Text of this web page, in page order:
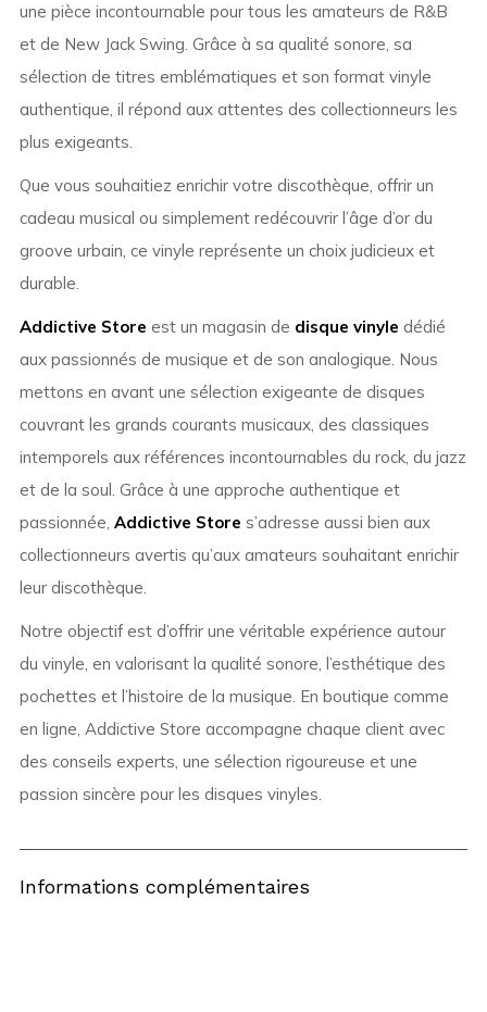
une pièce incontournable pour tous les amateurs de R&B
et de New Jack Swing. Grâce à sa qualité sonore, sa
sélection de titres emblématiques et son format vinyle
authentique, il répond aux attentes des collectionneurs les
plus exigeants.
Que vous souhaitiez enrichir votre discothèque, offrir un
cadeau musical ou simplement redécouvrir l’âge d’or du
groove urbain, ce vinyle représente un choix judicieux et
durable.
Addictive Store est un magasin de disque vinyle dédié
aux passionnés de musique et de son analogique. Nous
mettons en avant une sélection exigeante de disques
couvrant les grands courants musicaux, des classiques
intemporels aux références incontournables du rock, du jazz
et de la soul. Grâce à une approche authentique et
passionnée, Addictive Store s’adresse aussi bien aux
collectionneurs avertis qu’aux amateurs souhaitant enrichir
leur discothèque.
Notre objectif est d’offrir une véritable expérience autour
du vinyle, en valorisant la qualité sonore, l’esthétique des
pochettes et l’histoire de la musique. En boutique comme
en ligne, Addictive Store accompagne chaque client avec
des conseils experts, une sélection rigoureuse et une
passion sincère pour les disques vinyles.
Informations complémentaires